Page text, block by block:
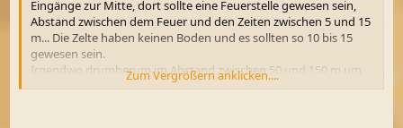
Eingänge zur Mitte, dort sollte eine Feuerstelle gewesen sein,
Abstand zwischen dem Feuer und den Zeiten zwischen 5 und 15
m... Die Zelte haben keinen Boden und es sollten so 10 bis 15
gewesen sein.
Irgendwo drumherum im Abstand zwischen 50 und 150 m um
den Biwakplatz sollten auch Stellungen zu finden sein, die
Zum Vergrößern anklicken....